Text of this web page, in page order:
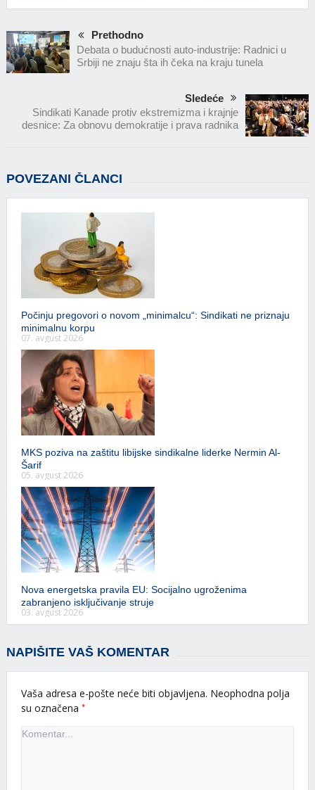
Prethodno
Debata o budućnosti auto-industrije: Radnici u
Srbiji ne znaju šta ih čeka na kraju tunela
Sledeće
Sindikati Kanade protiv ekstremizma i krajnje
desnice: Za obnovu demokratije i prava radnika
POVEZANI ČLANCI
Počinju pregovori o novom „minimalcu“: Sindikati ne priznaju
minimalnu korpu
07. avgust 2026
MKS poziva na zaštitu libijske sindikalne liderke Nermin Al-
Šarif
05. avgust 2026
Nova energetska pravila EU: Socijalno ugroženima
zabranjeno isključivanje struje
03. avgust 2026
NAPIŠITE VAŠ KOMENTAR
Vaša adresa e-pošte neće biti objavljena. Neophodna polja
su označena *